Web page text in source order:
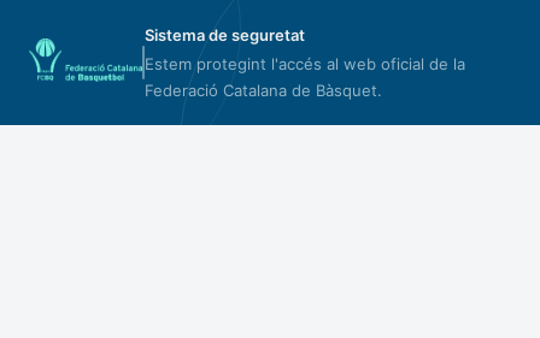
Sistema de seguretat
Estem protegint l'accés al web oficial de la
Federació Catalana de Bàsquet.